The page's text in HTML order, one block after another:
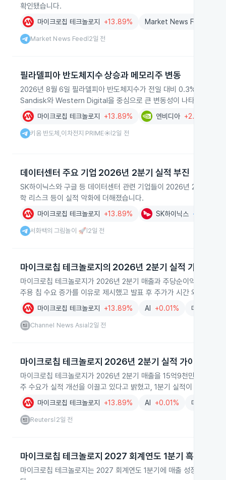
확인됐습니다.
마이크로칩 테크놀로지 +13.89% Market News Feed
Market News Feed 2일 전
필라델피아 반도체지수 상승과 메모리주 변동
2026년 8월 6일 필라델피아 반도체지수가 전일 대비 0.3% 오른
Sandisk와 Western Digital을 중심으로 큰 변동성이 나타났습니다.
마이크로칩 테크놀로지 +13.89% 엔비디아 +2.27%
키움 반도체,이차전지 PRIME☀️ 2일 전
데이터센터 주요 기업 2026년 2분기 실적 부진
SK하이닉스와 구글 등 데이터센터 관련 기업들이 2026년 2분기 실
학 리스크 등이 실적 악화에 더해졌습니다.
마이크로칩 테크놀로지 +13.89% SK하이닉스 -4.88%
서화백의 그림놀이 🚀| 2일 전
마이크로칩 테크놀로지의 2026년 2분기 실적 가이던스
마이크로칩 테크놀로지가 2026년 2분기 매출과 주당순이익 가이던
주용 칩 수요 증가를 이유로 제시했고 발표 후 주가가 시간 외 거래에
마이크로칩 테크놀로지 +13.89% AI +0.01% 데이터센터
Channel News Asia 2일 전
마이크로칩 테크놀로지 2026년 2분기 실적 가이던스 발
마이크로칩 테크놀로지가 2026년 2분기 매출을 15억9천만~16억2
주 수요가 실적 개선을 이끌고 있다고 밝혔고, 1분기 실적이 시장 기
마이크로칩 테크놀로지 +13.89% AI +0.01% 데이터센터
Reuters 2일 전
마이크로칩 테크놀로지 2027 회계연도 1분기 흑자 전환
마이크로칩 테크놀로지는 2027 회계연도 1분기에 매출 성장과 수요